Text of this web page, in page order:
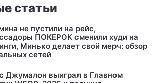
статьи
не пустили на рейс,
ПОКЕРОК сменили худи на
Минько делает свой мерч: обзор
сетей
Джумалон выиграл в Главном